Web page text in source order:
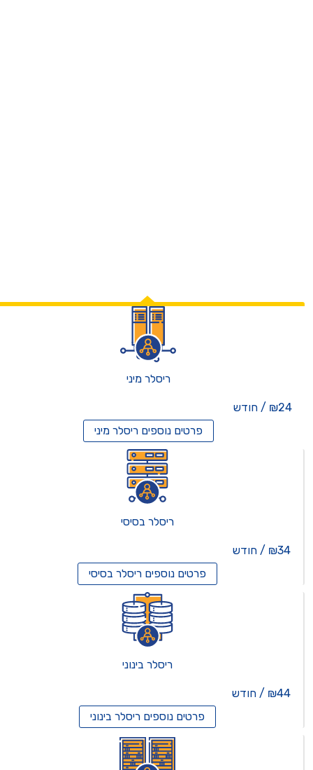
ריסלר מיני
₪24 / חודש
פרטים נוספיםריסלר מיני
ריסלר בסיסי
₪34 / חודש
פרטים נוספיםריסלר בסיסי
ריסלר בינוני
₪44 / חודש
פרטים נוספיםריסלר בינוני